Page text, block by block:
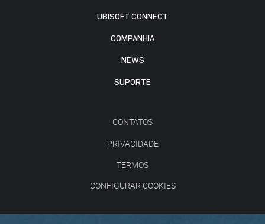
UBISOFT CONNECT
COMPANHIA
NEWS
SUPORTE
CONTATOS
PRIVACIDADE
TERMOS
CONFIGURAR COOKIES